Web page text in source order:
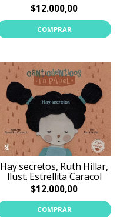
$12.000,00
COMPRAR
Hay secretos, Ruth Hillar,
Ilust. Estrellita Caracol
$12.000,00
COMPRAR